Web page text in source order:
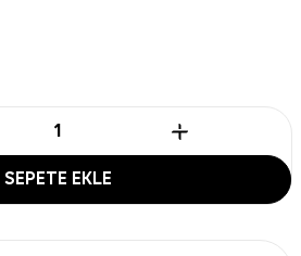
SEPETE EKLE